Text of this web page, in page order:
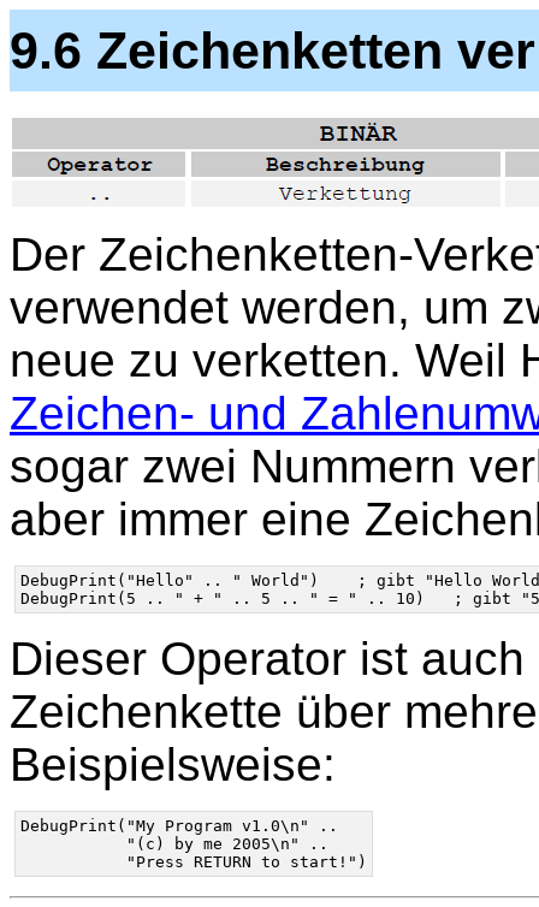
9.6 Zeichenketten
Der Zeichenketten-
verwendet werden, um
neue zu verketten. Weil
Zeichen- und
sogar zwei Nummern
aber immer eine
DebugPrint("Hello" .. " World")    ; gibt "Hello
Dieser Operator ist
Zeichenkette über
Beispielsweise:
DebugPrint("My Program v1.0\n" ..
           "(c) by me 2005\n" ..